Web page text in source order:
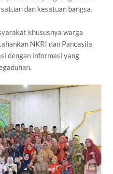
dan kesatuan bangsa.
khususnya warga
NKRI dan Pancasila
dengan informasi yang